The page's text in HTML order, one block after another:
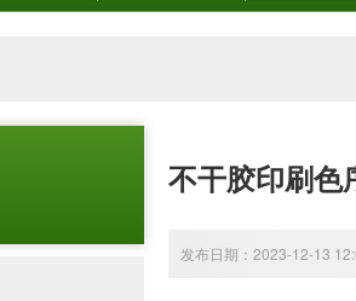
不干胶印刷色
发布日期：2023-12-13